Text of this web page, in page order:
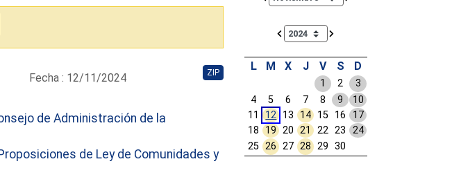
Fecha : 12/11/2024 ZIP
de Administración de la
de Ley de Comunidades y
L M X J V S D
1 2
3
4
5 6 7 8 9
10
11
12 13 14 15 16
17
18
19 20 21 22 23
24
25 26 27 28 29 30